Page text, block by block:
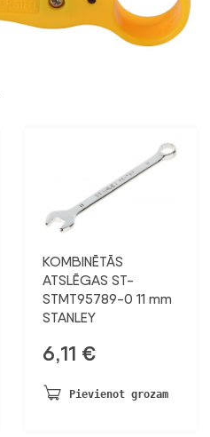
KOMBINĒTĀS
ATSLĒGAS ST-
STMT95789-0 11 mm
STANLEY
6,11 €
Pievienot grozam